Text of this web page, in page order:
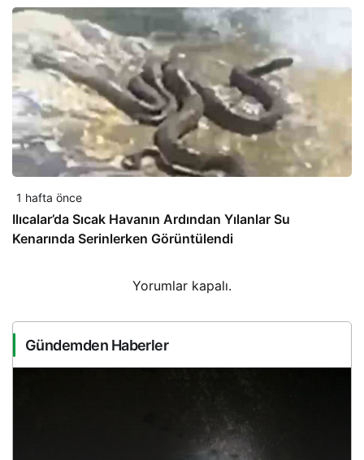
1 hafta önce
Ilıcalar’da Sıcak Havanın Ardından Yılanlar Su
Kenarında Serinlerken Görüntülendi
Yorumlar kapalı.
Gündemden Haberler